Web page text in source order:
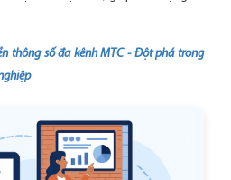
thông số đa kênh MTC - Đột phá trong